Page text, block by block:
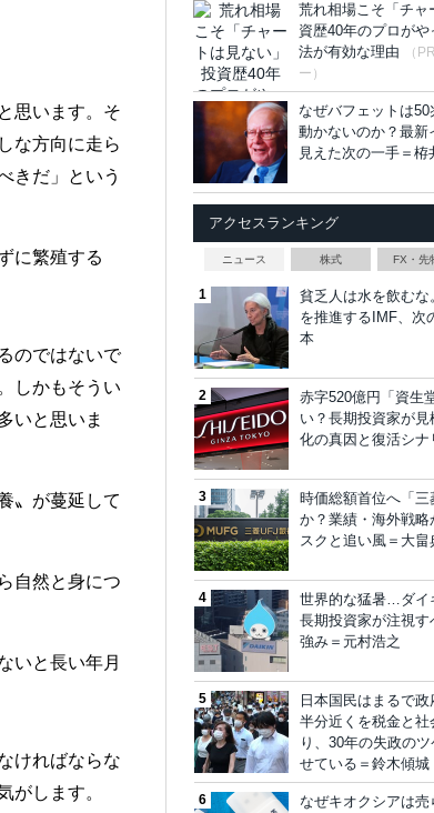
思います。そ
な方向に走ら
きだ」という
に繁殖する
のではないで
しかもそうい
いと思いま
〟が蔓延して
自然と身につ
いと長い年月
ければならな
がします。
荒れ相場こそ「チャ
資歴40年のプロが
法が有効な理由
（
ー）
なぜバフェットは
動かないのか？最新
見えた次の一手＝栫
アクセスランキング
ニュース 株式 FX・先
貧乏人は水を飲むな
を推進するIMF、次
本
赤字520億円「資生
い？長期投資家が
化の真因と復活シ
時価総額首位へ「
か？業績・海外戦略
スクと追い風＝大畠
世界的な猛暑…ダイ
長期投資家が注視
強み＝元村浩之
日本国民はまるで
半分近くを税金と
り、30年の失政の
せている＝鈴木傾城
なぜキオクシアは